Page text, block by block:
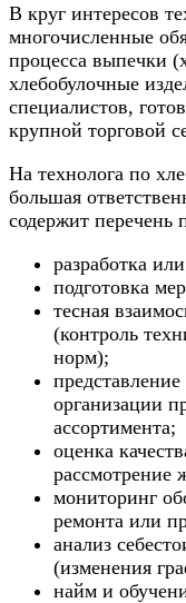
В круг интересов
многочисленные
процесса выпечки
хлебобулочные
специалистов,
крупной торговой
На технолога по
большая
содержит перечень
разработка
подготовка
тесная
(контроль
норм);
организации
ассортимента;
оценка
рассмотрение
мониторинг
ремонта или
анализ
(изменения
найм и